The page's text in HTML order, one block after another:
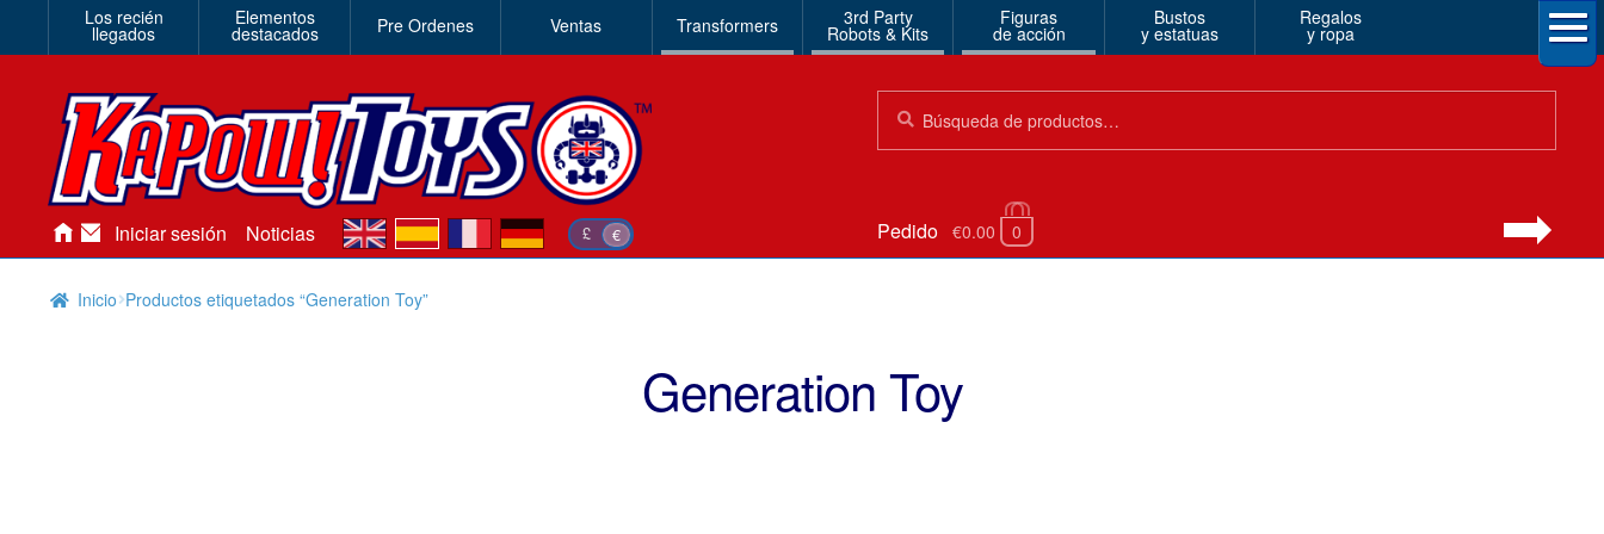
Los recién
llegados
Elementos
destacados Pre Ordenes Ventas Transformers 3rd Party
Robots & Kits
Figuras
de acción
Bustos
y estatuas
Regalos
y ropa
Iniciar sesión Noticias £ €
en es de Pedido €0.00 0
Inicio Productos etiquetados “Generation Toy”
Generation Toy